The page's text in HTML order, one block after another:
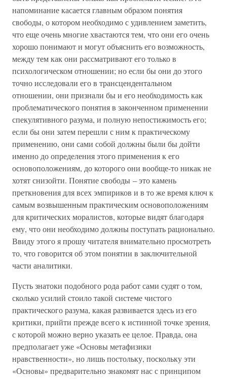
напоминание касается главным образом понятия
свободы, о котором необходимо с удивлением заметить,
что еще очень многие хвастаются тем, что они его очень
хорошо понимают и могут объяснить его возможность,
между тем как они рассматривают его только в
психологическом отношении; но если бы они до этого
точно исследовали его в трансцендентальном
отношении, они признали бы и его необходимость как
проблематического понятия в законченном применении
спекулятивного разума, и полную непостижимость его;
если бы они затем перешли с ним к практическому
применению, они сами собой должны были бы дойти
именно до определения этого применения к его
основоположениям, до которого они вообще-то никак не
хотят снизойти. Понятие свободы – это камень
преткновения для всех эмпириков и в то же время ключ к
самым возвышенным практическим основоположениям
для критических моралистов, которые видят благодаря
ему, что они необходимо должны поступать рационально.
Ввиду этого я прошу читателя внимательно просмотреть
то, что говорится об этом понятии в заключительной
части аналитики.
Пусть знатоки подобного рода работ сами судят о том,
сколько усилий стоило такой системе чистого
практического разума, какая развивается здесь из его
критики, прийти прежде всего к истинной точке зрения,
с которой можно верно указать ее целое. Правда, она
предполагает уже «Основы метафизики
нравственности», но лишь постольку, поскольку эти
«Основы» предварительно знакомят нас с принципом